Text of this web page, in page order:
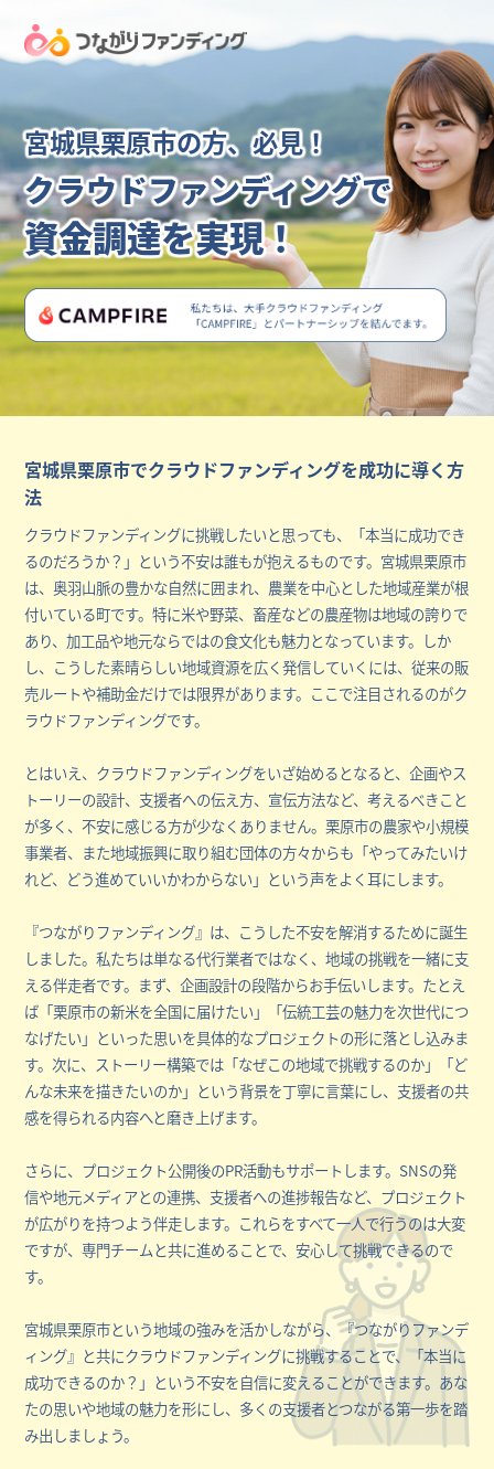
宮城県栗原市の方、必見！
クラウドファンディングで
資金調達を実現！
宮城県栗原市でクラウドファンディングを成功に導く方
法
クラウドファンディングに挑戦したいと思っても、「本当に成功でき
るのだろうか？」という不安は誰もが抱えるものです。宮城県栗原市
は、奥羽山脈の豊かな自然に囲まれ、農業を中心とした地域産業が根
付いている町です。特に米や野菜、畜産などの農産物は地域の誇りで
あり、加工品や地元ならではの食文化も魅力となっています。しか
し、こうした素晴らしい地域資源を広く発信していくには、従来の販
売ルートや補助金だけでは限界があります。ここで注目されるのがク
ラウドファンディングです。
とはいえ、クラウドファンディングをいざ始めるとなると、企画やス
トーリーの設計、支援者への伝え方、宣伝方法など、考えるべきこと
が多く、不安に感じる方が少なくありません。栗原市の農家や小規模
事業者、また地域振興に取り組む団体の方々からも「やってみたいけ
れど、どう進めていいかわからない」という声をよく耳にします。
『つながりファンディング』は、こうした不安を解消するために誕生
しました。私たちは単なる代行業者ではなく、地域の挑戦を一緒に支
える伴走者です。まず、企画設計の段階からお手伝いします。たとえ
ば「栗原市の新米を全国に届けたい」「伝統工芸の魅力を次世代につ
なげたい」といった思いを具体的なプロジェクトの形に落とし込みま
す。次に、ストーリー構築では「なぜこの地域で挑戦するのか」「ど
んな未来を描きたいのか」という背景を丁寧に言葉にし、支援者の共
感を得られる内容へと磨き上げます。
さらに、プロジェクト公開後のPR活動もサポートします。SNSの発
信や地元メディアとの連携、支援者への進捗報告など、プロジェクト
が広がりを持つよう伴走します。これらをすべて一人で行うのは大変
ですが、専門チームと共に進めることで、安心して挑戦できるので
す。
宮城県栗原市という地域の強みを活かしながら、『つながりファンデ
ィング』と共にクラウドファンディングに挑戦することで、「本当に
成功できるのか？」という不安を自信に変えることができます。あな
たの思いや地域の魅力を形にし、多くの支援者とつながる第一歩を踏
み出しましょう。